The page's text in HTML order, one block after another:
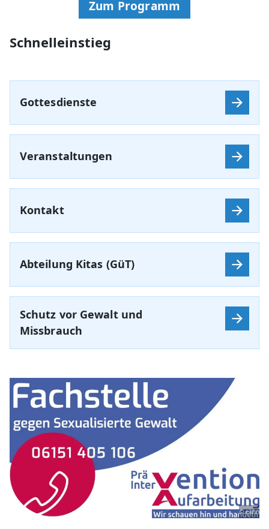
Zum Programm
Schnelleinstieg
Gottesdienste
Veranstaltungen
Kontakt
Abteilung Kitas (GüT)
Schutz vor Gewalt und
Missbrauch
© ekhn